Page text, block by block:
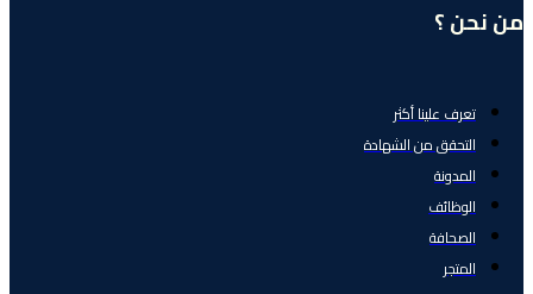
من نحن ؟
تعرف علينا أكثر
التحقق من الشهادة
المدونة
الوظائف
الصحافة
المتجر